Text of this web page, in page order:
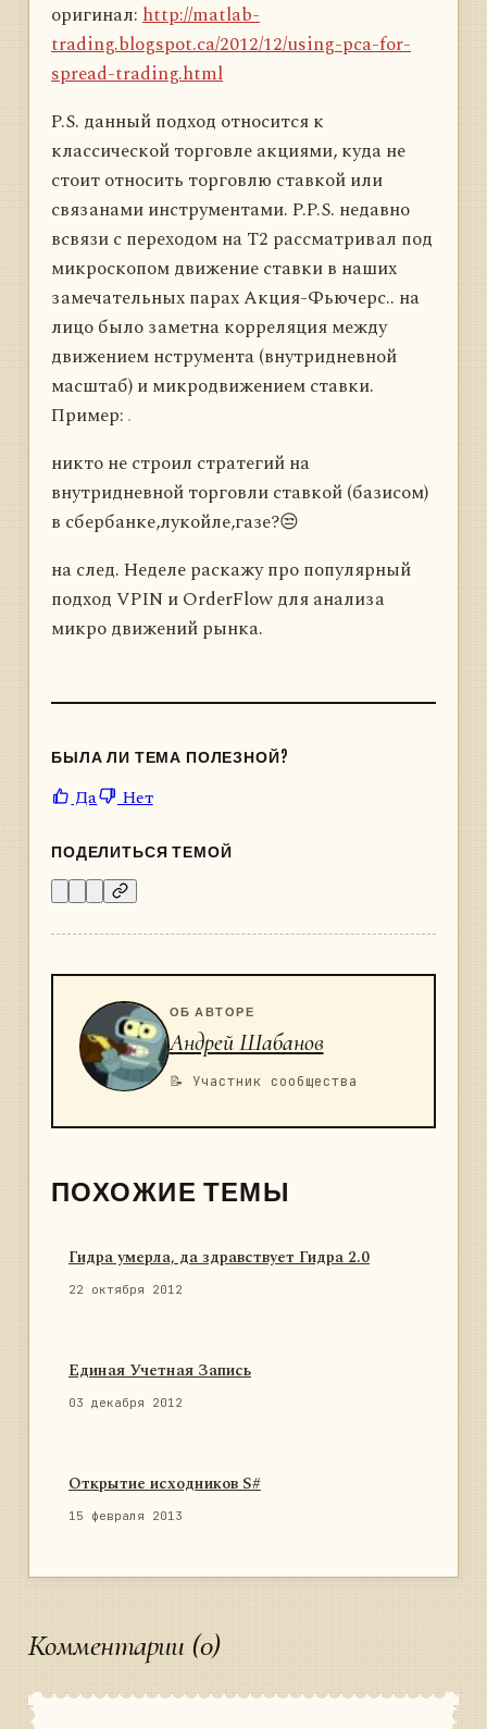
оригинал:http://matlab-
trading.blogspot.ca/2012/12/using-pca-for-
spread-trading.html
P.S. данный подход относится к
классической торговле акциями, куда не
стоит относить торговлю ставкой или
связанами инструментами. P.P.S. недавно
всвязи с переходом на Т2 рассматривал под
микроскопом движение ставки в наших
замечательных парах Акция-Фьючерс.. на
лицо было заметна корреляция между
движением нструмента (внутридневной
масштаб) и микродвижением ставки.
Пример:
никто не строил стратегий на
внутридневной торговли ставкой (базисом)
в сбербанке,лукойле,газе?😒
на след. Неделе раскажу про популярный
подход VPIN и OrderFlow для анализа
микро движений рынка.
БЫЛА ЛИ ТЕМА ПОЛЕЗНОЙ?
Да Нет
ПОДЕЛИТЬСЯ ТЕМОЙ
ОБ АВТОРЕ
Андрей Шабанов
📝 Участник сообщества
ПОХОЖИЕ ТЕМЫ
Гидра умерла, да здравствует Гидра 2.0
22 октября 2012
Единая Учетная Запись
03 декабря 2012
Открытие исходников S#
15 февраля 2013
Комментарии (0)